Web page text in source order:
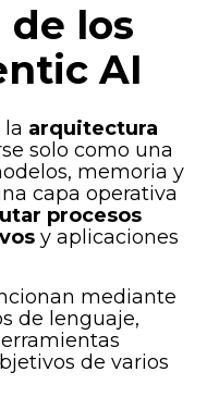
los
AI
arquitectura
solo como una
memoria y
capa operativa
procesos
y aplicaciones
mediante
de lenguaje,
de varios